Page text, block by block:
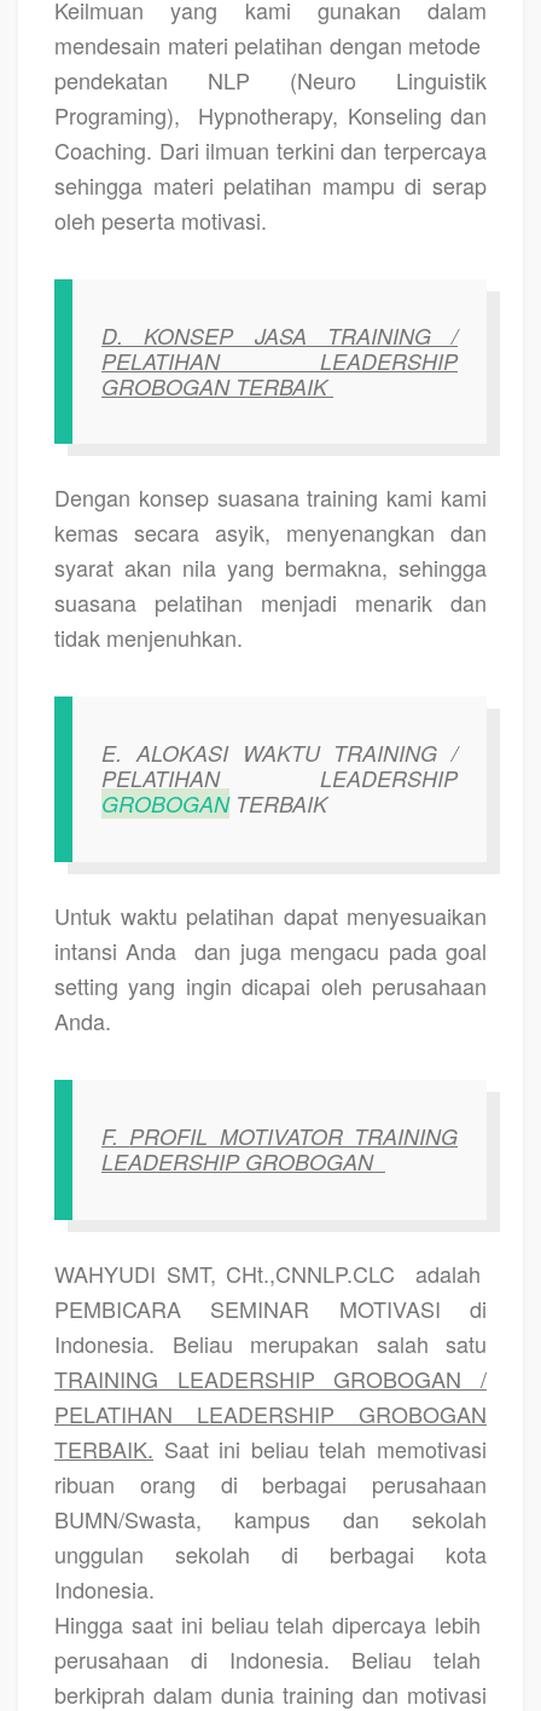
Keilmuan yang kami gunakan dalam
mendesain materi pelatihan dengan metode
pendekatan NLP (Neuro Linguistik
Programing),
Hypnotherapy, Konseling dan
Coaching. Dari ilmuan terkini dan terpercaya
sehingga materi pelatihan mampu di serap
oleh peserta motivasi.
D. KONSEP JASA TRAINING /
PELATIHAN LEADERSHIP
GROBOGAN TERBAIK
Dengan konsep suasana training kami kami
kemas secara asyik, menyenangkan dan
syarat akan nila yang bermakna, sehingga
suasana pelatihan menjadi menarik dan
tidak menjenuhkan.
E. ALOKASI WAKTU TRAINING /
PELATIHAN LEADERSHIP
GROBOGANTERBAIK
Untuk waktu pelatihan dapat menyesuaikan
intansi Anda dan juga mengacu pada goal
setting yang ingin dicapai oleh perusahaan
Anda.
F. PROFIL MOTIVATOR TRAINING
LEADERSHIP GROBOGAN
WAHYUDI SMT, CHt.,CNNLP.CLC
adalah
PEMBICARA SEMINAR MOTIVASI di
Indonesia. Beliau merupakan salah satu
TRAINING LEADERSHIP GROBOGAN /
PELATIHAN LEADERSHIP GROBOGAN
TERBAIK. Saat ini beliau telah memotivasi
ribuan orang di berbagai perusahaan
BUMN/Swasta, kampus dan sekolah
unggulan sekolah di berbagai kota
Indonesia.
Hingga saat ini beliau telah dipercaya lebih
perusahaan di Indonesia. Beliau telah
berkiprah dalam dunia training dan motivasi